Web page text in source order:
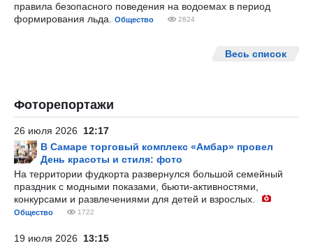
правила безопасного поведения на водоемах в период
формирования льда.
Общество 2824
Весь список
Фоторепортажи
26 июля 2026 12:17
В Самаре торговый комплекс «Амбар» провел
День красоты и стиля: фото
На территории фудкорта развернулся большой семейный
праздник с модными показами, бьюти-активностями,
конкурсами и развлечениями для детей и взрослых.
Общество 1722
19 июля 2026 13:15